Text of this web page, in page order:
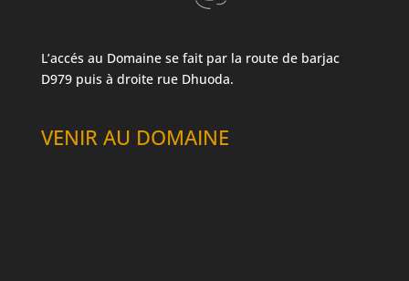
L’accés au Domaine se fait par la route de barjac
D979 puis à droite rue Dhuoda.
VENIR AU DOMAINE